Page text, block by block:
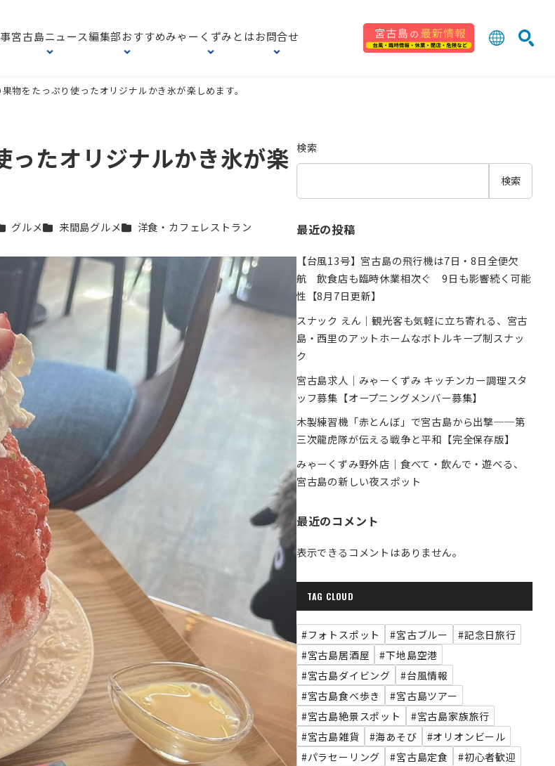
宮古島ニュース編集部おすすめみゃーくずみとはお問合せ
物をたっぷり使ったオリジナルかき氷が楽しめます。
ったオリジナルかき氷が楽
テゴリー
グルメカテゴリー
来間島グルメカテゴリー
洋食・カフェレストラン
検索
検索
最近の投稿
【台風13号】宮古島の飛行機は7日・8日全便欠
航 飲食店も臨時休業相次ぐ 9日も影響続く可能
性【8月7日更新】
スナック えん｜観光客も気軽に立ち寄れる、宮古
島・西里のアットホームなボトルキープ制スナッ
ク
宮古島求人｜みゃーくずみ キッチンカー調理スタ
ッフ募集【オープニングメンバー募集】
木製練習機「赤とんぼ」で宮古島から出撃──第
三次龍虎隊が伝える戦争と平和【完全保存版】
みゃーくずみ野外店｜食べて・飲んで・遊べる、
宮古島の新しい夜スポット
最近のコメント
表示できるコメントはありません。
TAG CLOUD
#フォトスポット #宮古ブルー
#記念日旅行
#宮古島居酒屋
#下地島空港
#宮古島ダイビング
#台風情報
#宮古島食べ歩き
#宮古島ツアー
#宮古島絶景スポット
#宮古島家族旅行
#宮古島雑貨
#海あそび
#オリオンビール
#パラセーリング
#宮古島定食
#初心者歓迎